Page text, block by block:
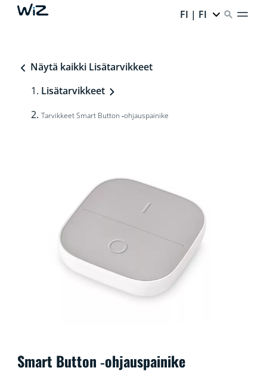
FI | FI
Näytä kaikki Lisätarvikkeet
Lisätarvikkeet
Tarvikkeet Smart Button ‑ohjauspainike
Smart Button ‑ohjauspainike